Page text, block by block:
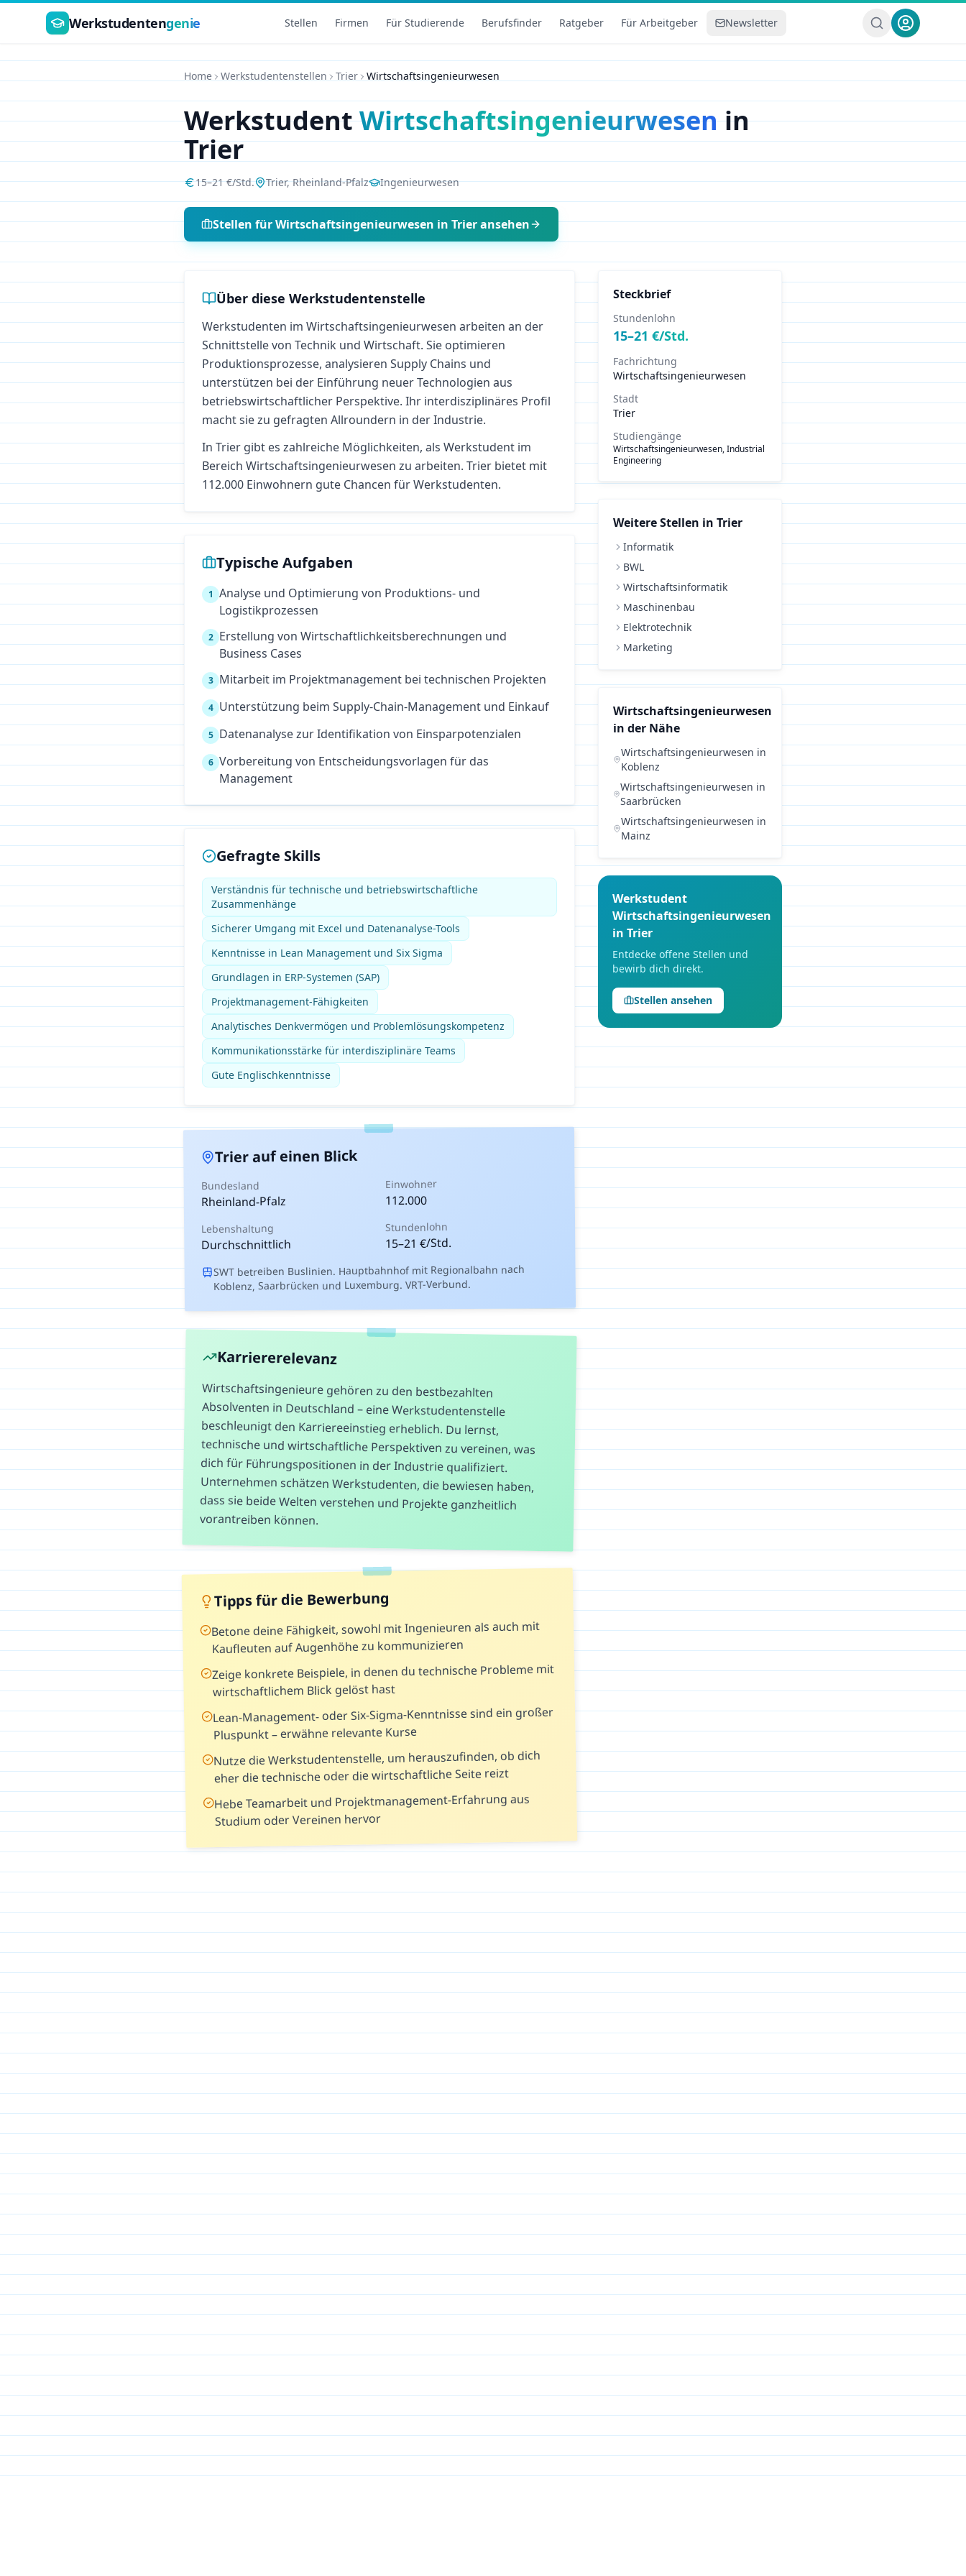
Zum Hauptinhalt springen
Werkstudentengenie Stellen Firmen Für Studierende Berufsfinder Ratgeber Für Arbeitgeber Newsletter
Home Werkstudentenstellen Trier Wirtschaftsingenieurwesen
WerkstudentWirtschaftsingenieurwesenin
Trier
15–21€/Std. Trier,Rheinland-Pfalz Ingenieurwesen
Stellen fürWirtschaftsingenieurwesen in Trieransehen
Über diese Werkstudentenstelle
Werkstudenten im Wirtschaftsingenieurwesen arbeiten an der
Schnittstelle von Technik und Wirtschaft. Sie optimieren
Produktionsprozesse, analysieren Supply Chains und
unterstützen bei der Einführung neuer Technologien aus
betriebswirtschaftlicher Perspektive. Ihr interdisziplinäres Profil
macht sie zu gefragten Allroundern in der Industrie.
In Trier gibt es zahlreiche Möglichkeiten, als Werkstudent im
Bereich Wirtschaftsingenieurwesen zu arbeiten. Trier bietet mit
112.000 Einwohnern gute Chancen für Werkstudenten.
Typische Aufgaben
1 Analyse und Optimierung von Produktions- und
Logistikprozessen
2 Erstellung von Wirtschaftlichkeitsberechnungen und
Business Cases
3 Mitarbeit im Projektmanagement bei technischen Projekten
4 Unterstützung beim Supply-Chain-Management und Einkauf
5 Datenanalyse zur Identifikation von Einsparpotenzialen
6 Vorbereitung von Entscheidungsvorlagen für das
Management
Gefragte Skills
Verständnis für technische und betriebswirtschaftliche
Zusammenhänge
Sicherer Umgang mit Excel und Datenanalyse-Tools
Kenntnisse in Lean Management und Six Sigma
Grundlagen in ERP-Systemen (SAP)
Projektmanagement-Fähigkeiten
Analytisches Denkvermögen und Problemlösungskompetenz
Kommunikationsstärke für interdisziplinäre Teams
Gute Englischkenntnisse
Trierauf einen Blick
Bundesland
Rheinland-Pfalz
Einwohner
112.000
Lebenshaltung
Durchschnittlich
Stundenlohn
15–21 €/Std.
SWT betreiben Buslinien. Hauptbahnhof mit Regionalbahn nach
Koblenz, Saarbrücken und Luxemburg. VRT-Verbund.
Karriererelevanz
Wirtschaftsingenieure gehören zu den bestbezahlten
Absolventen in Deutschland – eine Werkstudentenstelle
beschleunigt den Karriereeinstieg erheblich. Du lernst,
technische und wirtschaftliche Perspektiven zu vereinen, was
dich für Führungspositionen in der Industrie qualifiziert.
Unternehmen schätzen Werkstudenten, die bewiesen haben,
dass sie beide Welten verstehen und Projekte ganzheitlich
vorantreiben können.
Tipps für die Bewerbung
Betone deine Fähigkeit, sowohl mit Ingenieuren als auch mit
Kaufleuten auf Augenhöhe zu kommunizieren
Zeige konkrete Beispiele, in denen du technische Probleme mit
wirtschaftlichem Blick gelöst hast
Lean-Management- oder Six-Sigma-Kenntnisse sind ein großer
Pluspunkt – erwähne relevante Kurse
Nutze die Werkstudentenstelle, um herauszufinden, ob dich
eher die technische oder die wirtschaftliche Seite reizt
Hebe Teamarbeit und Projektmanagement-Erfahrung aus
Studium oder Vereinen hervor
Steckbrief
Stundenlohn
15–21 €/Std.
Fachrichtung
Wirtschaftsingenieurwesen
Stadt
Trier
Studiengänge
Wirtschaftsingenieurwesen, Industrial
Engineering
Weitere Stellen in Trier
Informatik
BWL
Wirtschaftsinformatik
Maschinenbau
Elektrotechnik
Marketing
Wirtschaftsingenieurwesen
in der Nähe
Wirtschaftsingenieurwesen in
Koblenz
Wirtschaftsingenieurwesen in
Saarbrücken
Wirtschaftsingenieurwesen in
Mainz
Werkstudent
Wirtschaftsingenieurwesen
in Trier
Entdecke offene Stellen und
bewirb dich direkt.
Stellen ansehen